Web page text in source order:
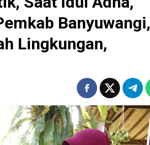
Banyuwangi,
Lingkungan,